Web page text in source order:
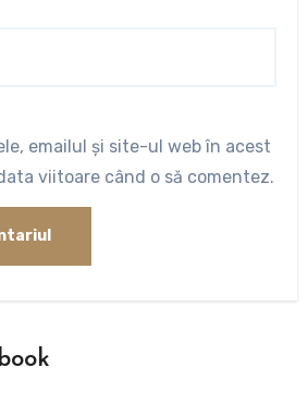
emailul și site-ul web în acest
viitoare când o să comentez.